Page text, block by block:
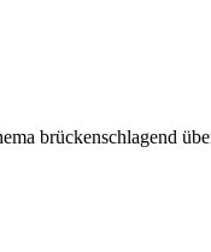
brü­cken­schla­gend